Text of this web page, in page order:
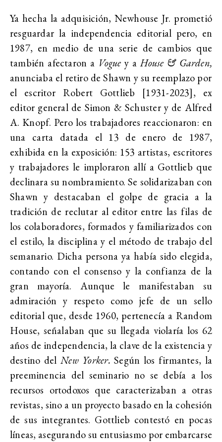
Ya hecha la adquisición, Newhouse Jr. prometió
resguardar la independencia editorial pero, en
1987, en medio de una serie de cambios que
también afectaron a Vogue y aHouse & Garden,
anunciaba el retiro de Shawn y su reemplazo por
el escritor Robert Gottlieb [1931-2023], ex
editor general de Simon & Schustery de Alfred
A. Knopf. Pero los trabajadores reaccionaron: en
una carta datada el 13 de enero de 1987,
exhibida en la exposición: 153 artistas, escritores
y trabajadores le imploraron allí a Gottlieb que
declinara su nombramiento. Se solidarizaban con
Shawn y destacaban el golpe de gracia a la
tradición de reclutar al editor entre las filas de
los colaboradores, formados y familiarizados con
el estilo, la disciplina y el método de trabajo del
semanario. Dicha persona ya había sido elegida,
contando con el consenso y la confianza de la
gran mayoría. Aunque le manifestaban su
admiración y respeto como jefe de un sello
editorial que, desde 1960, pertenecía a Random
House, señalaban que su llegada violaría los 62
años de independencia, la clave de la existencia y
destino delNew Yorker. Según los firmantes, la
preeminencia del seminario no se debía a los
recursos ortodoxos que caracterizaban a otras
revistas, sino a un proyecto basado en la cohesión
de sus integrantes. Gottlieb contestó en pocas
líneas, asegurando su entusiasmo por embarcarse